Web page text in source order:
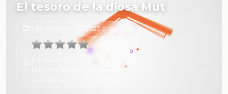
El tesoro de la diosa Mut
6 de Febrero de 2025 a las 15:46